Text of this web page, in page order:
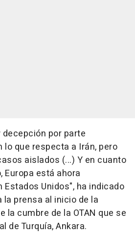
por parte
lo que respecta a Irán, pero
aislados (...) Y en cuanto
Europa está ahora
Estados Unidos", ha indicado
prensa al inicio de la
la cumbre de la OTAN que se
de Turquía, Ankara.